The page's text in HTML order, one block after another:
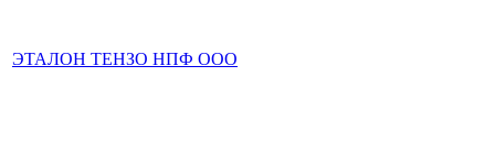
ЭТАЛОН ТЕНЗО НПФ ООО